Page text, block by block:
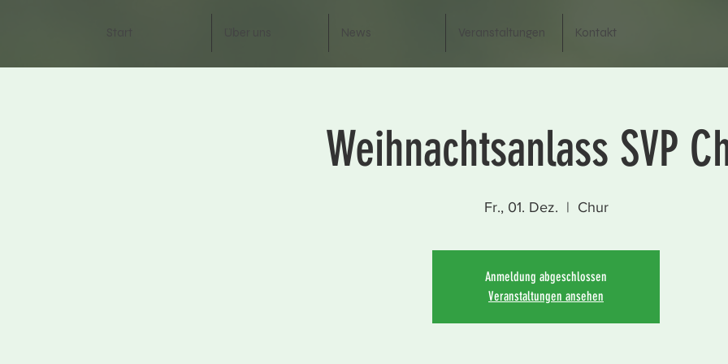
News Veranstaltungen Kontakt
Weihnachtsanlass SVP
Fr., 01. Dez.
  |
Chur
Anmeldung abgeschlossen
Veranstaltungen ansehen